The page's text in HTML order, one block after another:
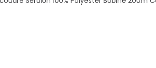
Seralon 100% Polyester Bobine 200m